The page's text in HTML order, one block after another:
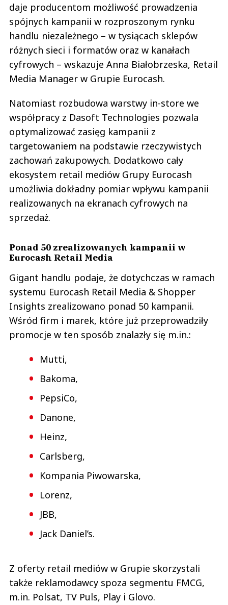
daje producentom możliwość prowadzenia
spójnych kampanii w rozproszonym rynku
handlu niezależnego – w tysiącach sklepów
różnych sieci i formatów oraz w kanałach
cyfrowych – wskazuje Anna Białobrzeska, Retail
Media Manager w Grupie Eurocash.
Natomiast rozbudowa warstwy in-store we
współpracy z Dasoft Technologies pozwala
optymalizować zasięg kampanii z
targetowaniem na podstawie rzeczywistych
zachowań zakupowych. Dodatkowo cały
ekosystem retail mediów Grupy Eurocash
umożliwia dokładny pomiar wpływu kampanii
realizowanych na ekranach cyfrowych na
sprzedaż.
Ponad 50 zrealizowanych kampanii w
Eurocash Retail Media
Gigant handlu podaje, że dotychczas w ramach
systemu Eurocash Retail Media & Shopper
Insights zrealizowano ponad 50 kampanii.
Wśród firm i marek, które już przeprowadziły
promocje w ten sposób znalazły się m.in.:
Mutti,
Bakoma,
PepsiCo,
Danone,
Heinz,
Carlsberg,
Kompania Piwowarska,
Lorenz,
JBB,
Jack Daniel’s.
Z oferty retail mediów w Grupie skorzystali
także reklamodawcy spoza segmentu FMCG,
m.in. Polsat, TV Puls, Play i Glovo.